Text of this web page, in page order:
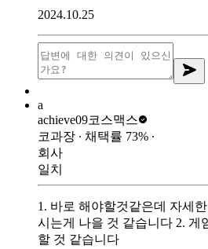
2024.10.25
a
achieve09코스맥스
코과장 ∙ 채택률 73% ∙
회사
일치
1. 바로 해야할것같은데 자세
시는게 나을 것 같습니다 2. 게
할 것 같습니다